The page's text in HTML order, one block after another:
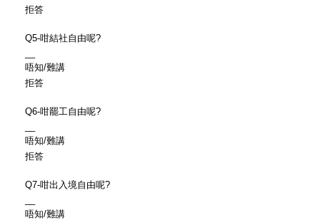
拒答
Q5-咁結社自由呢?
唔知/難講
拒答
Q6-咁罷工自由呢?
唔知/難講
拒答
Q7-咁出入境自由呢?
唔知/難講